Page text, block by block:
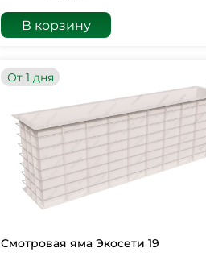
В корзину
От 1 дня
Смотровая яма Экосети 19